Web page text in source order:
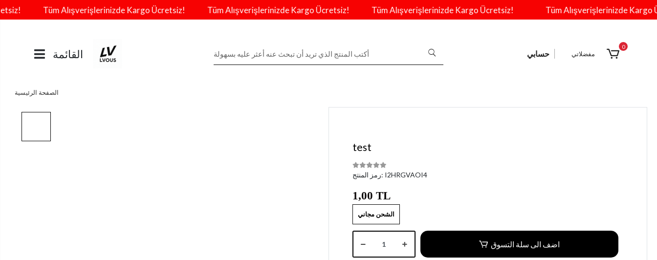
Tüm Alışverişlerinizde Kargo Ücretsiz! Tüm Alışverişlerinizde Kargo Ücretsiz! Tüm Alışverişlerinizde Kargo Ücretsiz! Tüm Alışverişlerinizde Kargo
القائمة حسابي مفضلاتي
0
الصفحة الرئيسية
test
رمز المنتج: I2HRGVAOI4
1,00 TL
الشحن مجاني
اضف الى سلة التسوق